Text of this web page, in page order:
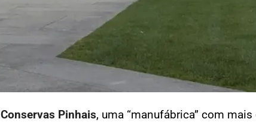
Conservas Pinhais, uma “manufábrica” com